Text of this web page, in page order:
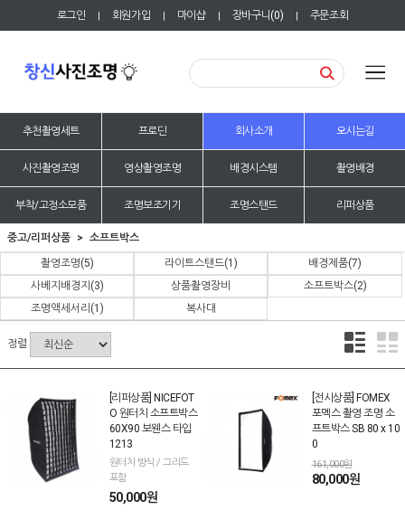
로그인 | 회원가입 | 마이샵 | 장바구니(0) | 주문조회
추천촬영세트 프로딘 회사소개 오시는길
사진촬영조명 영상촬영조명 배경시스템 촬영배경
부착/고정소모품 조명보조기기 조명스탠드 리퍼상품
중고/리퍼상품
소프트박스
촬영조명(5) 라이트스탠드(1) 배경제품(7)
사베지배경지 (3) 상품촬영장비 소프트박스(2)
조명액세서리 (1) 복사대
정렬
[리퍼상품] NICEFOT
O 원터치 소프트박스
60X90 보웬스 타입
1213
원터치 방식 / 그리드
포함
50,000원
[전시상품] FOMEX
포멕스 촬영 조명 소
프트박스 SB 80 x 10
0
161,000원
80,000원